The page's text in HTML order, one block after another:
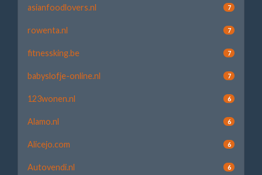
asianfoodlovers.nl 7
rowenta.nl 7
fitnessking.be 7
babyslofje-online.nl 7
123wonen.nl 6
Alamo.nl 6
Alicejo.com 6
Autovendi.nl 6